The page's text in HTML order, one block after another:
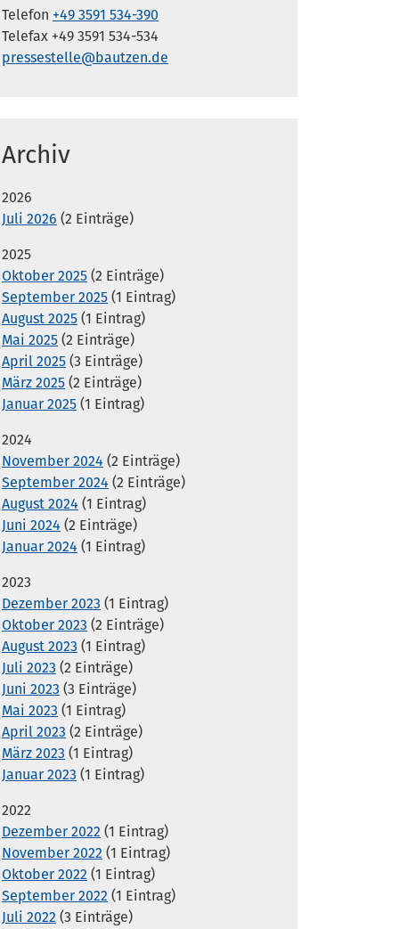
Telefon +49 3591 534-390
Telefax +49 3591 534-534
pressestelle@bautzen.de
Archiv
2026
Juli 2026 (2 Einträge)
2025
Oktober 2025 (2 Einträge)
September 2025 (1 Eintrag)
August 2025 (1 Eintrag)
Mai 2025 (2 Einträge)
April 2025 (3 Einträge)
März 2025 (2 Einträge)
Januar 2025 (1 Eintrag)
2024
November 2024 (2 Einträge)
September 2024 (2 Einträge)
August 2024 (1 Eintrag)
Juni 2024 (2 Einträge)
Januar 2024 (1 Eintrag)
2023
Dezember 2023 (1 Eintrag)
Oktober 2023 (2 Einträge)
August 2023 (1 Eintrag)
Juli 2023 (2 Einträge)
Juni 2023 (3 Einträge)
Mai 2023 (1 Eintrag)
April 2023 (2 Einträge)
März 2023 (1 Eintrag)
Januar 2023 (1 Eintrag)
2022
Dezember 2022 (1 Eintrag)
November 2022 (1 Eintrag)
Oktober 2022 (1 Eintrag)
September 2022 (1 Eintrag)
Juli 2022 (3 Einträge)